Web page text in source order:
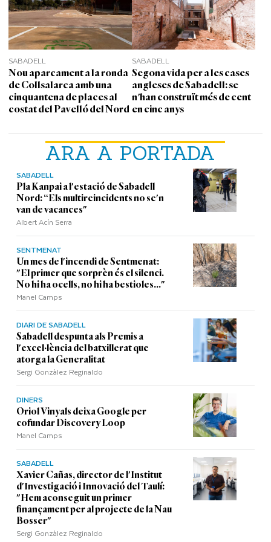
ARA A PORTADA
SABADELL
Pla Kanpai a l'estació de Sabadell
Nord: “Els multireincidents no se'n
van de vacances"
Albert Acín Serra
SENTMENAT
Un mes de l'incendi de Sentmenat:
"El primer que sorprèn és el silenci.
No hi ha ocells, no hi ha bestioles..."
Manel Camps
DIARI DE SABADELL
Sabadell despunta als Premis a
l'excel·lència del batxillerat que
atorga la Generalitat
Sergi Gonzàlez Reginaldo
DINERS
Oriol Vinyals deixa Google per
cofundar Discovery Loop
Manel Camps
SABADELL
Xavier Cañas, director de l'Institut
d'Investigació i Innovació del Taulí:
"Hem aconseguit un primer
finançament per al projecte de la Nau
Bosser"
Sergi Gonzàlez Reginaldo
SABADELL
Nou aparcament a la ronda
de Collsalarca amb una
cinquantena de places al
costat del Pavelló del Nord
SABADELL
Segona vida per a les cases
angleses de Sabadell: se
n'han construït més de cent
en cinc anys